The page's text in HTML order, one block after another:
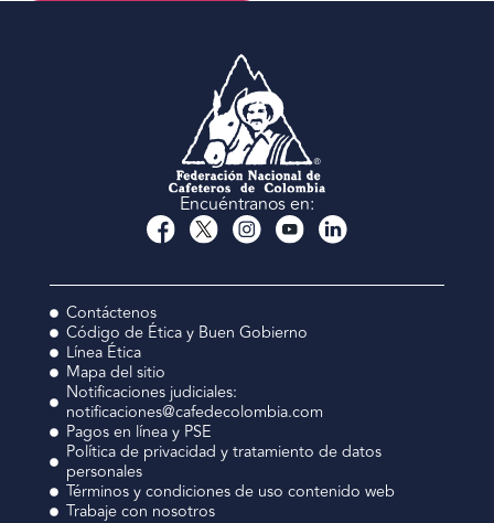
Encuéntranos en:
Contáctenos
Código de Ética y Buen Gobierno
Línea Ética
Mapa del sitio
Notificaciones judiciales:
notificaciones@cafedecolombia.com
Pagos en línea y PSE
Política de privacidad y tratamiento de datos
personales
Términos y condiciones de uso contenido web
Trabaje con nosotros